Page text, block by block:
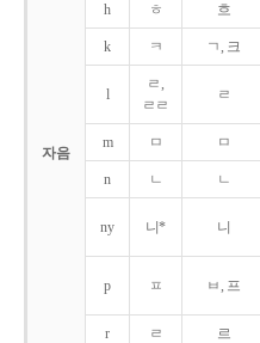
자음
h ㅎ 흐
k ㅋ ㄱ, 크
l
ㄹ,
ㄹㄹ
ㄹ
m ㅁ ㅁ
n ㄴ ㄴ
ny 니* 니
p ㅍ ㅂ, 프
r ㄹ 르